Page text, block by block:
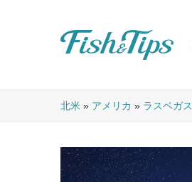
北米» アメリカ » ラスベガス